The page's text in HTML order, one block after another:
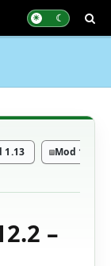
1.13 Mod 1.14
–